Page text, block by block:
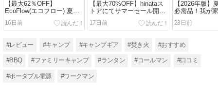
【最大62％OFF】
EcoFlow(エコフロー) 夏の
快適応援セール開催中！お
すすめ商品・お得情報総ま
16日前
【最大70%OFF】hinataス
トアにてサマーセール開催
中！おすすめアウトドア・
キャンプ用品総まとめ！
17日前
【2026年版】
必需品！我が
策＆おすすめ
ム！
23日前
#レビュー #キャンプ #キャンプギア #焚き火 #おすすめ
#BBQ #ファミリーキャンプ #ランタン #コールマン #口コミ
#ポータブル電源 #ワークマン